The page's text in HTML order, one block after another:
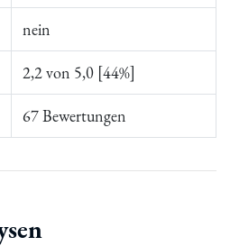
nein
2,2 von 5,0 [44%]
67 Bewertungen